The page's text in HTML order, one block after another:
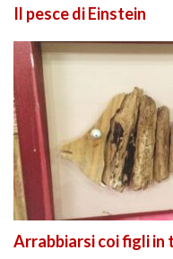
Il pesce di Einstein
Arrabbiarsi coi figli in